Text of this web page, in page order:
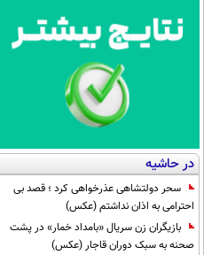
در حاشیه
سحر دولتشاهی عذرخواهی کرد ؛ قصد بی
احترامی به اذان نداشتم (عکس)
بازیگران زن سریال «بامداد خمار» در پشت
صحنه به سبک دوران قاجار (عکس)